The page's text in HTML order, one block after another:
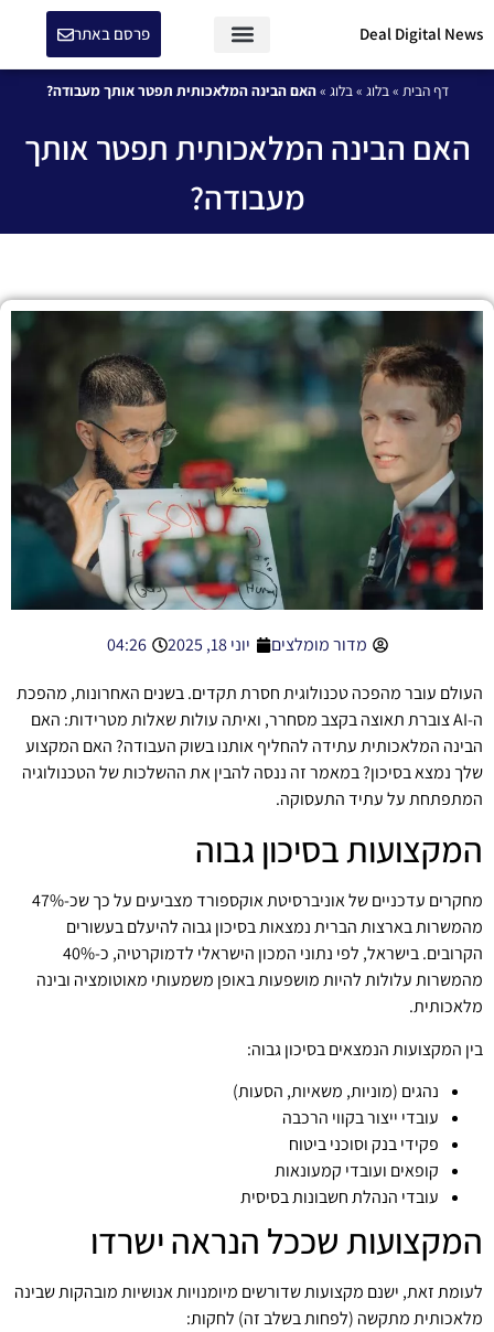
Deal Digital News פרסם באתר
דף הבית »בלוג »בלוג »האם הבינה המלאכותית תפטר אותך מעבודה?
האם הבינה המלאכותית תפטר אותך
מעבודה?
מדור מומלצים יוני 18, 2025 04:26
העולם עובר מהפכה טכנולוגית חסרת תקדים. בשנים האחרונות, מהפכת
ה-AI
צוברת תאוצה בקצב מסחרר, ואיתה עולות שאלות מטרידות: האם
הבינה המלאכותית עתידה להחליף אותנו בשוק העבודה? האם המקצוע
שלך נמצא בסיכון? במאמר זה ננסה להבין את ההשלכות של הטכנולוגיה
המתפתחת על עתיד התעסוקה.
המקצועות בסיכון גבוה
מחקרים עדכניים של אוניברסיטת אוקספורד מצביעים על כך שכ-47%
מהמשרות בארצות הברית נמצאות בסיכון גבוה להיעלם בעשורים
הקרובים. בישראל, לפי נתוני המכון הישראלי לדמוקרטיה, כ-40%
מהמשרות עלולות להיות מושפעות באופן משמעותי מאוטומציה ובינה
מלאכותית.
בין המקצועות הנמצאים בסיכון גבוה:
נהגים (מוניות, משאיות, הסעות)
עובדי ייצור בקווי הרכבה
פקידי בנק וסוכני ביטוח
קופאים ועובדי קמעונאות
עובדי הנהלת חשבונות בסיסית
המקצועות שככל הנראה ישרדו
לעומת זאת, ישנם מקצועות שדורשים מיומנויות אנושיות מובהקות שבינה
מלאכותית מתקשה (לפחות בשלב זה) לחקות: